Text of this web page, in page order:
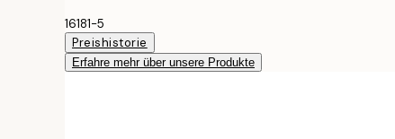
16181-5
Preishistorie
Erfahre mehr über unsere Produkte